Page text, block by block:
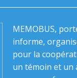
MEMOBUS,
informe,
pour la
un témoin et un